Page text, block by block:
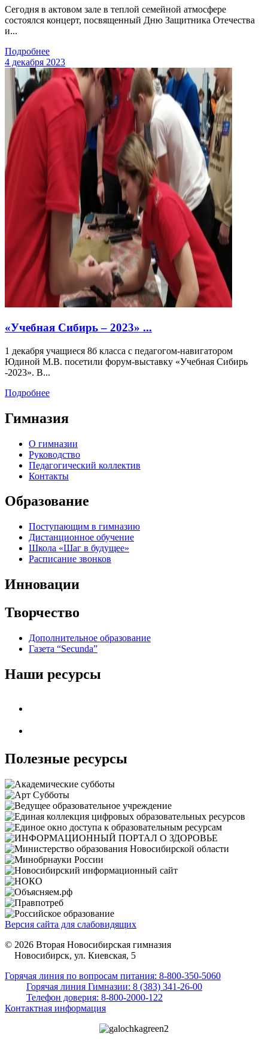
Сегодня в актовом зале в теплой семейной атмосфере
состоялся концерт, посвященный Дню Защитника Отечества
и...
Подробнее
4 декабря 2023
«Учебная Сибирь – 2023» ...
1 декабря учащиеся 8б класса с педагогом-навигатором
Юдиной М.В. посетили форум-выставку «Учебная Сибирь
-2023». В...
Подробнее
Гимназия
О гимназии
Руководство
Педагогический коллектив
Контакты
Образование
Поступающим в гимназию
Дистанционное обучение
Школа «Шаг в будущее»
Расписание звонков
Инновации
Творчество
Дополнительное образование
Газета “Secunda”
Наши ресурсы
Полезные ресурсы
Версия сайта для слабовидящих
© 2026 Вторая Новосибирская гимназия
Новосибирск, ул. Киевская, 5
Горячая линия по вопросам питания: 8-800-350-5060
Горячая линия Гимназии: 8 (383) 341-26-00
Телефон доверия: 8-800-2000-122
Контактная информация